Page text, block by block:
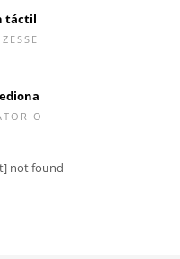
táctil
not found